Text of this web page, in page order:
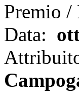
Premio /
Data: